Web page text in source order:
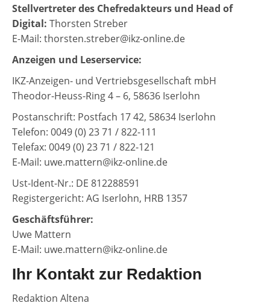
Stellvertreter des Chefredakteurs und Head of
Digital: Thorsten Streber
E-Mail: thorsten.streber@ikz-online.de
Anzeigen und Leserservice:
IKZ-Anzeigen- und Vertriebsgesellschaft mbH
Theodor-Heuss-Ring 4 – 6, 58636 Iserlohn
Postanschrift: Postfach 17 42, 58634 Iserlohn
Telefon: 0049 (0) 23 71 / 822-111
Telefax: 0049 (0) 23 71 / 822-121
E-Mail: uwe.mattern@ikz-online.de
Ust-Ident-Nr.: DE 812288591
Registergericht: AG Iserlohn, HRB 1357
Geschäftsführer:
Uwe Mattern
E-Mail: uwe.mattern@ikz-online.de
Ihr Kontakt zur Redaktion
Redaktion Altena